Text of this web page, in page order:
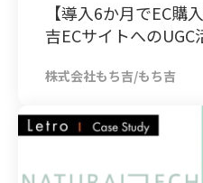
【導入6か月でEC購
吉ECサイトへのUGC
株式会社もち吉/もち吉